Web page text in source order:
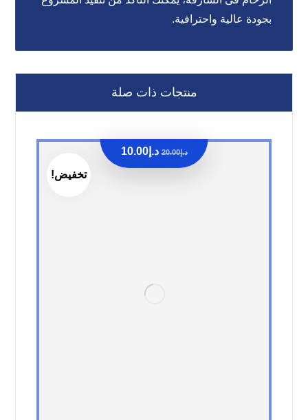
بجودة عالية واحترافية.
منتجات ذات صلة
تخفيض!
د.إ20.00 د.إ10.00